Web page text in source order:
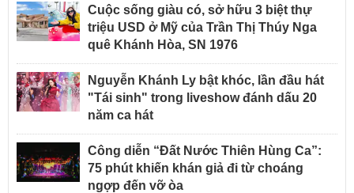
Cuộc sống giàu có, sở hữu 3 biệt thự
triệu USD ở Mỹ của Trần Thị Thúy Nga
quê Khánh Hòa, SN 1976
Nguyễn Khánh Ly bật khóc, lần đầu hát
"Tái sinh" trong liveshow đánh dấu 20
năm ca hát
Công diễn “Đất Nước Thiên Hùng Ca”:
75 phút khiến khán giả đi từ choáng
ngợp đến vỡ òa